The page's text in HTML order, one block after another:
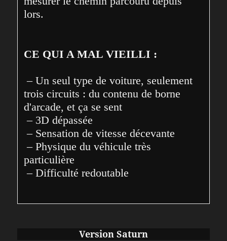
lors.
CE QUI A MAL VIEILLI :
– Un seul type de voiture, seulement
trois circuits : du contenu de borne
d'arcade, et ça se sent
– 3D dépassée
– Sensation de vitesse décevante
– Physique du véhicule très
particulière
– Difficulté redoutable
Version Saturn